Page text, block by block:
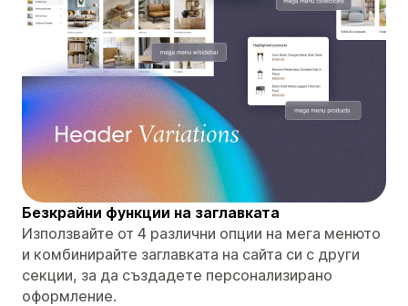
Безкрайни функции на заглавката
Използвайте от 4 различни опции на мега менюто
и комбинирайте заглавката на сайта си с други
секции, за да създадете персонализирано
оформление.